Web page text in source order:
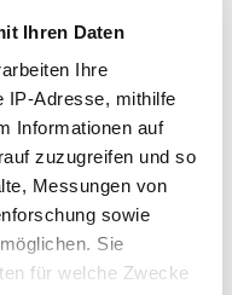
Ihren Daten
Ihre
IP-Adresse, mithilfe
Informationen auf
zuzugreifen und so
Messungen von
sowie
Sie
für welche Zwecke